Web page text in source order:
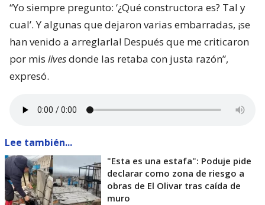
“Yo siempre pregunto: ‘¿Qué constructora es? Tal y
cual’. Y algunas que dejaron varias embarradas, ¡se
han venido a arreglarla! Después que me criticaron
por mis livesdonde las retaba con justa razón”,
expresó.
Lee también...
"Esta es una estafa": Poduje pide
declarar como zona de riesgo a
obras de El Olivar tras caída de
muro